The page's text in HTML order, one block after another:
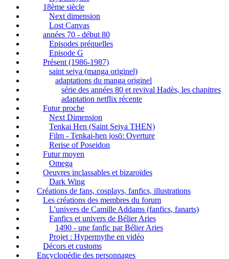
18ème siècle
Next dimension
Lost Canvas
années 70 - début 80
Episodes préquelles
Episode G
Présent (1986-1987)
saint seiya (manga originel)
adaptations du manga originel
série des années 80 et revival Hadès, les chapitres
adaptation netflix récente
Futur proche
Next Dimension
Tenkai Hen (Saint Seiya THEN)
Film - Tenkai-hen josō: Overture
Rerise of Poseidon
Futur moyen
Omega
Oeuvres inclassables et bizaroïdes
Dark Wing
Créations de fans, cosplays, fanfics, illustrations
Les créations des membres du forum
L'univers de Camille Addams (fanfics, fanarts)
Fanfics et univers de Bélier Aries
1490 - une fanfic par Bélier Aries
Projet : Hypermythe en vidéo
Décors et customs
Encyclopédie des personnages